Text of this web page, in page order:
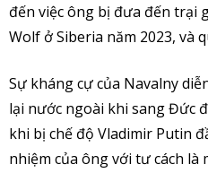
đến việc ông bị đưa đến trại
Wolf ở Siberia năm 2023, và
Sự kháng cự của Navalny
lại nước ngoài khi sang Đức
khi bị chế độ Vladimir Putin
nhiệm của ông với tư cách